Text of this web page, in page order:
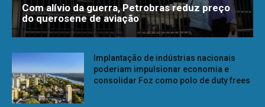
Com alívio da guerra, Petrobras reduz preço
do querosene de aviação
Implantação de indústrias nacionais
poderiam impulsionar economia e
consolidar Foz como polo de duty frees